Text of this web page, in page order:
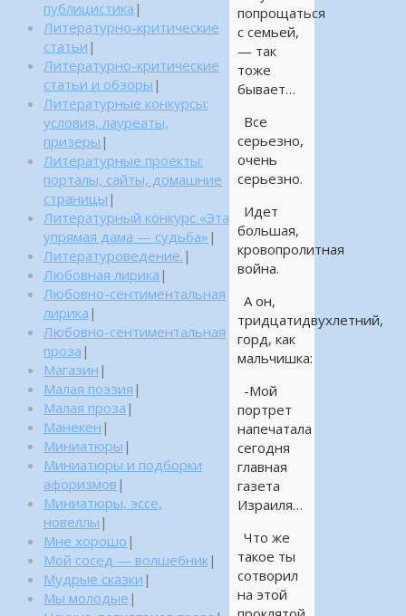
попрощаться
с семьей,
— так
тоже
бывает…
Все
серьезно,
очень
серьезно.
Идет
большая,
кровопролитная
война.
А он,
тридцатидвухлетний,
горд, как
мальчишка:
-Мой
портрет
напечатала
сегодня
главная
газета
Израиля…
Что же
такое ты
сотворил
на этой
публицистика |
Литературно-критические
статьи |
Литературно-критические
статьи и обзоры |
Литературные конкурсы:
условия, лауреаты,
призеры |
Литературные проекты:
порталы, сайты, домашние
страницы |
Литературный конкурс «Эта
упрямая дама — судьба» |
Литературоведение. |
Любовная лирика |
Любовно-сентиментальная
лирика |
Любовно-сентиментальная
проза |
Магазин |
Малая поэзия |
Малая проза |
Манекен |
Миниатюры |
Миниатюры и подборки
афоризмов |
Миниатюры, эссе,
новеллы |
Мне хорошо |
Мой сосед — волшебник|
Мудрые сказки |
Мы молодые |